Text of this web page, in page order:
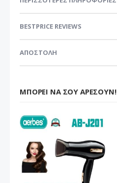
BESTPRICE REVIEWS
ΑΠΟΣΤΟΛΗ
ΜΠΟΡΕΊ ΝΑ ΣΟΥ ΑΡΈΣΟΥΝ!